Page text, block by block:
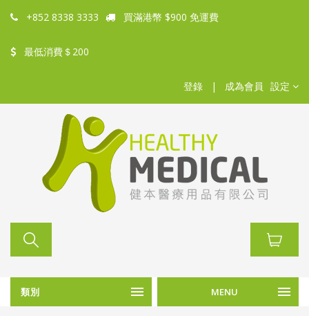
+852 8338 3333 買滿港幣 $900 免運費
最低消費＄200
登錄 | 成為會員 設定
類別 MENU